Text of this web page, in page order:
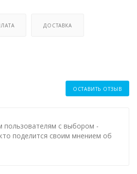
ДОСТАВКА
ОСТАВИТЬ ОТЗЫВ
пользователям с выбором -
поделится своим мнением об